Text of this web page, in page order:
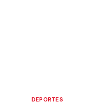
DEPORTES